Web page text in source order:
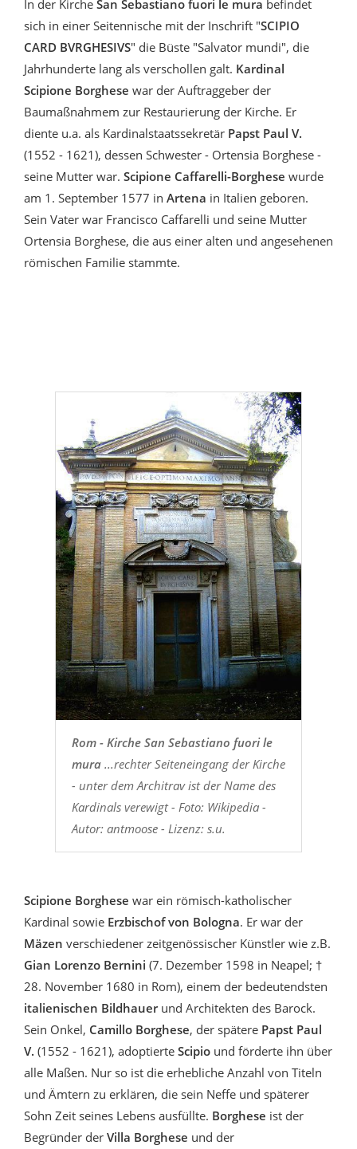
In der Kirche San Sebastiano fuori le mura befindet
sich in einer Seitennische mit der Inschrift "SCIPIO
CARD BVRGHESIVS" die Büste "Salvator mundi", die
Jahrhunderte lang als verschollen galt. Kardinal
Scipione Borghese war der Auftraggeber der
Baumaßnahmem zur Restaurierung der Kirche. Er
diente u.a. als Kardinalstaatssekretär Papst Paul V.
(1552 - 1621), dessen Schwester - Ortensia Borghese -
seine Mutter war. Scipione Caffarelli-Borghese wurde
am 1. September 1577 in Artena in Italien geboren.
Sein Vater war Francisco Caffarelli und seine Mutter
Ortensia Borghese, die aus einer alten und angesehenen
römischen Familie stammte.
Rom - Kirche San Sebastiano fuori le
mura...rechter Seiteneingang der Kirche
- unter dem Architrav ist der Name des
Kardinals verewigt - Foto: Wikipedia -
Autor: antmoose - Lizenz: s.u.
Scipione Borghese war ein römisch-katholischer
Kardinal sowie Erzbischof von Bologna. Er war der
Mäzen verschiedener zeitgenössischer Künstler wie z.B.
Gian Lorenzo Bernini (7. Dezember 1598 in Neapel; †
28. November 1680 in Rom), einem der bedeutendsten
italienischen Bildhauerund Architekten des Barock.
Sein Onkel, Camillo Borghese, der spätere Papst Paul
V. (1552 - 1621), adoptierte Scipio und förderte ihn über
alle Maßen. Nur so ist die erhebliche Anzahl von Titeln
und Ämtern zu erklären, die sein Neffe und späterer
Sohn Zeit seines Lebens ausfüllte. Borghese ist der
Begründer der Villa Borghese und der